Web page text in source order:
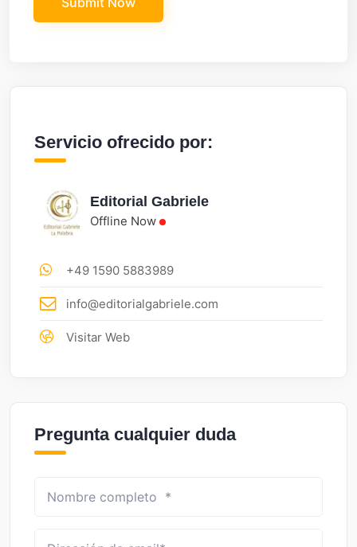
Servicio ofrecido por:
Editorial Gabriele
Offline Now
+49 1590 5883989
info@editorialgabriele.com
Visitar Web
Pregunta cualquier duda